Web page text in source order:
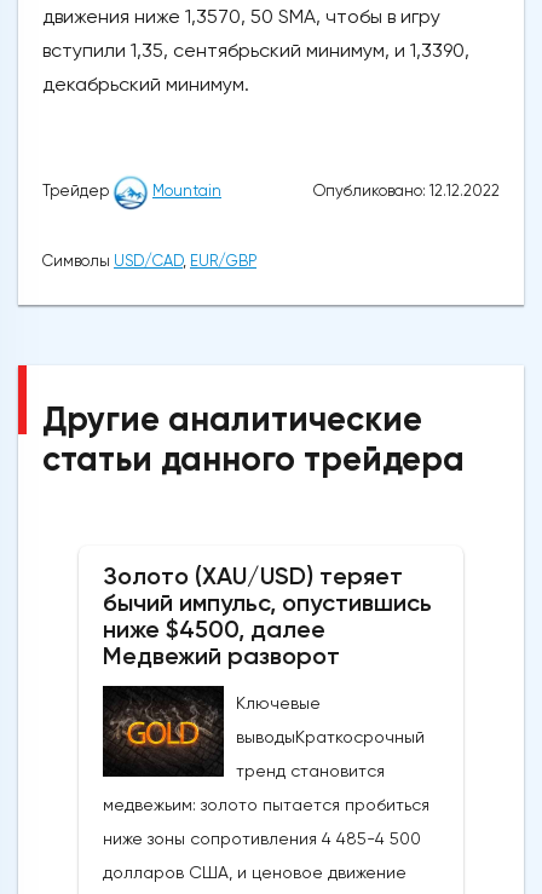
движения ниже 1,3570, 50 SMA, чтобы в игру
вступили 1,35, сентябрьский минимум, и 1,3390,
декабрьский минимум.
Трейдер Mountain Опубликовано: 12.12.2022
Символы USD/CAD, EUR/GBP
Другие аналитические
статьи данного трейдера
Золото (XAU/USD) теряет
бычий импульс, опустившись
ниже $4500, далее
Медвежий разворот
Ключевые
выводыКраткосрочный
тренд становится
медвежьим: золото пытается пробиться
ниже зоны сопротивления 4 485-4 500
долларов США, и ценовое движение